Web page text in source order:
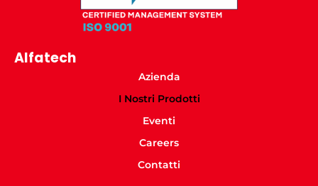
Alfatech
Azienda
I Nostri Prodotti
Eventi
Careers
Contatti